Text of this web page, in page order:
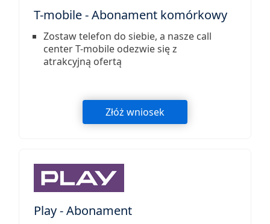
T-mobile - Abonament komórkowy
Zostaw telefon do siebie, a nasze call
center T-mobile odezwie się z
atrakcyjną ofertą
Złóż wniosek
Play - Abonament